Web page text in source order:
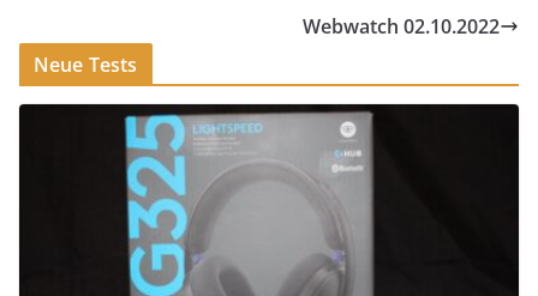
Webwatch 02.10.2022
Neue Tests